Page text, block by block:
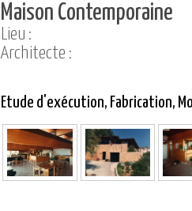
Maison Contemporaine
Lieu :
Architecte :
Etude d'exécution, Fabrication,